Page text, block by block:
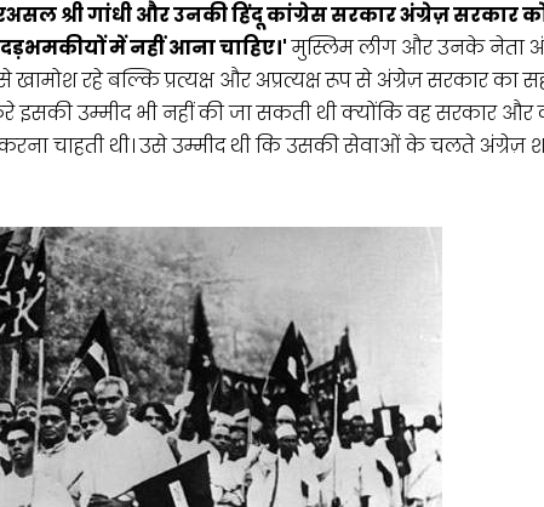
श्री गांधी और उनकी हिंदू कांग्रेस सरकार अंग्रेज़ सरकार
में नहीं आना चाहिए।'मुस्लिम लीग और उनके नेता
रहे बल्कि प्रत्यक्ष और अप्रत्यक्ष रूप से अंग्रेज़ सरकार का
उम्मीद भी नहीं की जा सकती थी क्योंकि वह सरकार और
चाहती थी। उसे उम्मीद थी कि उसकी सेवाओं के चलते अंग्रेज़